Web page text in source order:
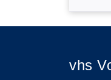
vhs